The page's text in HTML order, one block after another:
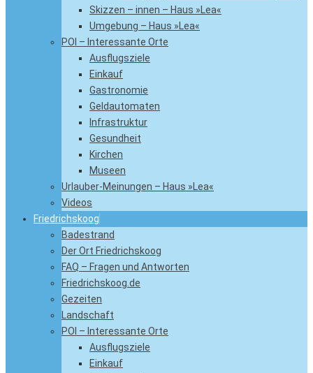
Skizzen – innen – Haus »Lea«
Umgebung – Haus »Lea«
POI – Interessante Orte
Ausflugsziele
Einkauf
Gastronomie
Geldautomaten
Infrastruktur
Gesundheit
Kirchen
Museen
Urlauber-Meinungen – Haus »Lea«
Videos
Friedrichskoog
Badestrand
Der Ort Friedrichskoog
FAQ – Fragen und Antworten
Friedrichskoog.de
Gezeiten
Landschaft
POI – Interessante Orte
Ausflugsziele
Einkauf